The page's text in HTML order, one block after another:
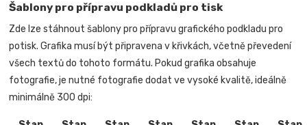
Šablony pro přípravu podkladů pro tisk
Zde lze stáhnout šablony pro přípravu grafického podkladu pro
potisk. Grafika musí být připravena v křivkách, včetně převedení
všech textů do tohoto formátu. Pokud grafika obsahuje
fotografie, je nutné fotografie dodat ve vysoké kvalitě, ideálně
minimálně 300 dpi: